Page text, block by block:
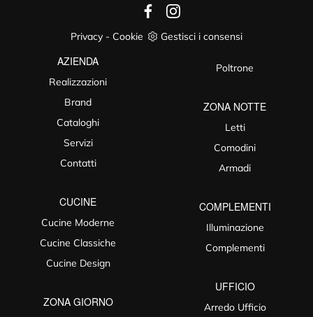
Privacy - Cookie Gestisci i consensi
AZIENDA
Realizzazioni
Brand
Cataloghi
Servizi
Contatti
CUCINE
Cucine Moderne
Cucine Classiche
Cucine Design
ZONA GIORNO
Poltrone
ZONA NOTTE
Letti
Comodini
Armadi
COMPLEMENTI
Illuminazione
Complementi
UFFICIO
Arredo Ufficio